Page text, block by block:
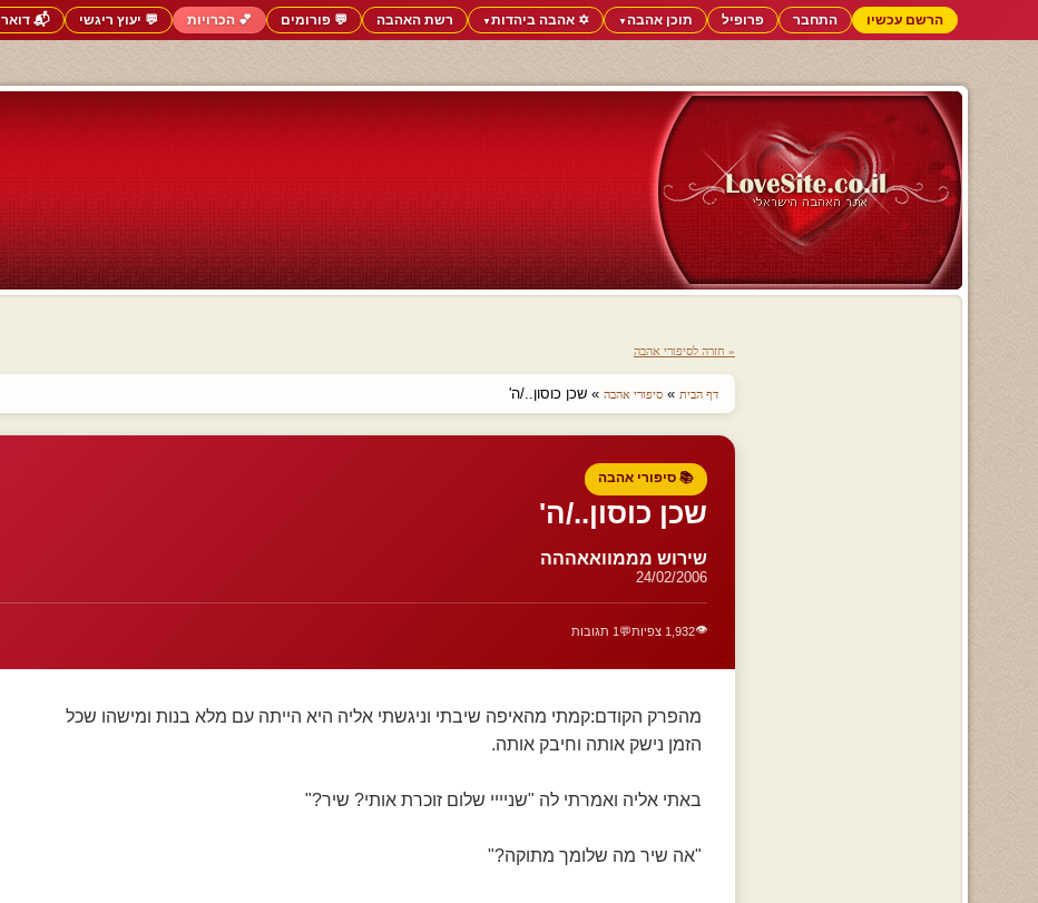
הרשם עכשיו התחבר פרופיל תוכן אהבה▼ ✡️ אהבה ביהדות▼ רשת האהבה 💬 פורומים 💕 הכרויות 💬 יעוץ ריגשי 📬 דואר
« חזרה לסיפורי אהבה
דף הבית » סיפורי אהבה » שכן כוסון../ה'
📚 סיפורי אהבה
שכן כוסון../ה'
שירוש מממוואאההה
24/02/2006
👁️1,932 צפיות 💬 1 תגובות
מהפרק הקודם:קמתי מהאיפה שיבתי וניגשתי אליה היא הייתה עם מלא בנות ומישהו שכל
הזמן נישק אותה וחיבק אותה.
באתי אליה ואמרתי לה "שניייי שלום זוכרת אותי? שיר?"
"אה שיר מה שלומך מתוקה?"